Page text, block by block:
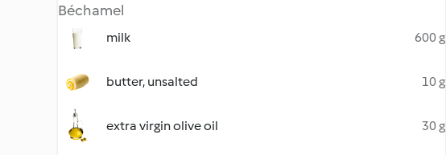
Béchamel
milk 600 g
butter, unsalted 10 g
extra virgin olive oil 30 g